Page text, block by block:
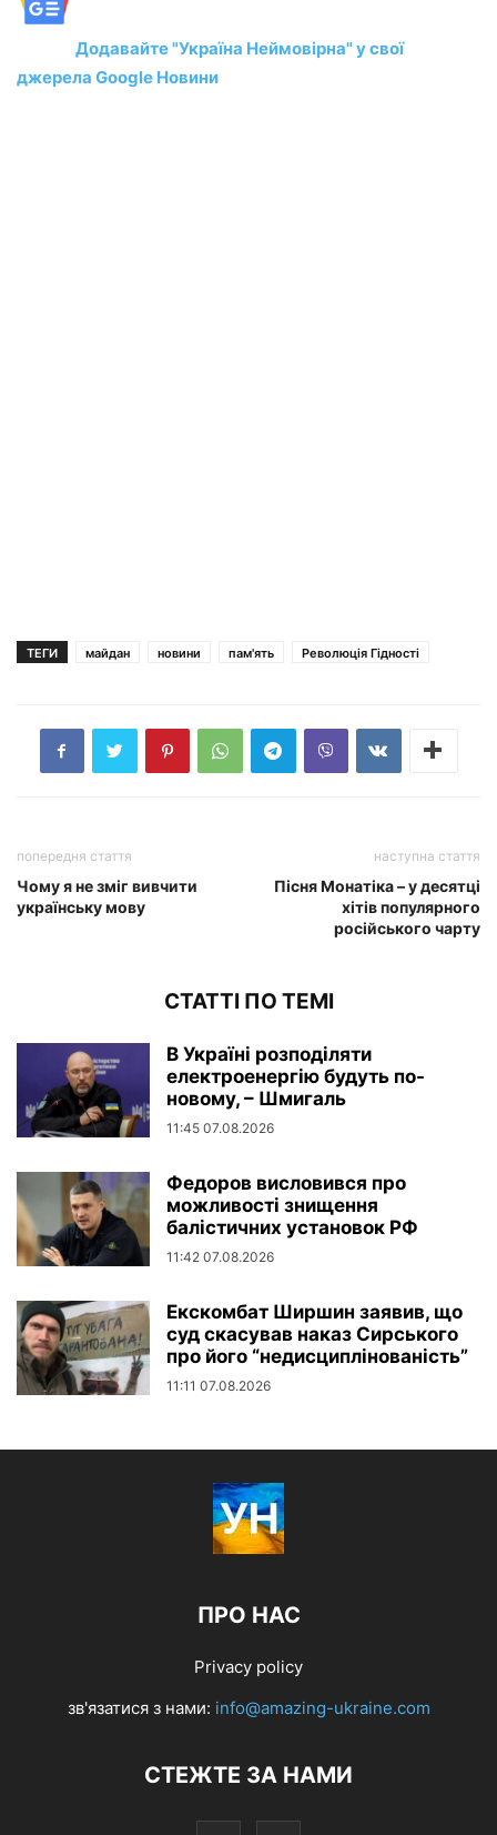
Додавайте "Україна Неймовірна" у свої
джерела Google Новини
ТЕГИ майдан новини пам'ять Революція Гідності
попередня стаття
Чому я не зміг вивчити
українську мову
наступна стаття
Пісня Монатіка – у десятці
хітів популярного
російського чарту
СТАТТІ ПО ТЕМІ
В Україні розподіляти
електроенергію будуть по-
новому, – Шмигаль
11:45 07.08.2026
Федоров висловився про
можливості знищення
балістичних установок РФ
11:42 07.08.2026
Екскомбат Ширшин заявив, що
суд скасував наказ Сирського
про його “недисциплінованість”
11:11 07.08.2026
ПРО НАС
Privacy policy
зв'язатися з нами: info@amazing-ukraine.com
СТЕЖТЕ ЗА НАМИ